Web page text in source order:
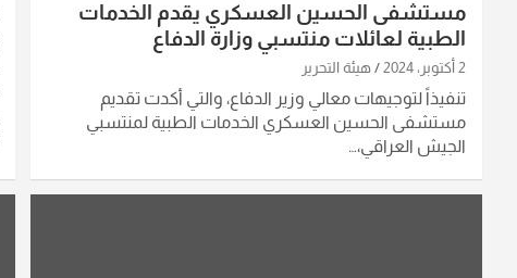
مستشفى الحسين العسكري يقدم الخدمات
الطبية لعائلات منتسبي وزارة الدفاع
2 أكتوبر، 2024 هيئة التحرير
تنفيذاً لتوجيهات معالي وزير الدفاع، والتي أكدت تقديم
مستشفى الحسين العسكري الخدمات الطبية لمنتسبي
الجيش العراقي،…